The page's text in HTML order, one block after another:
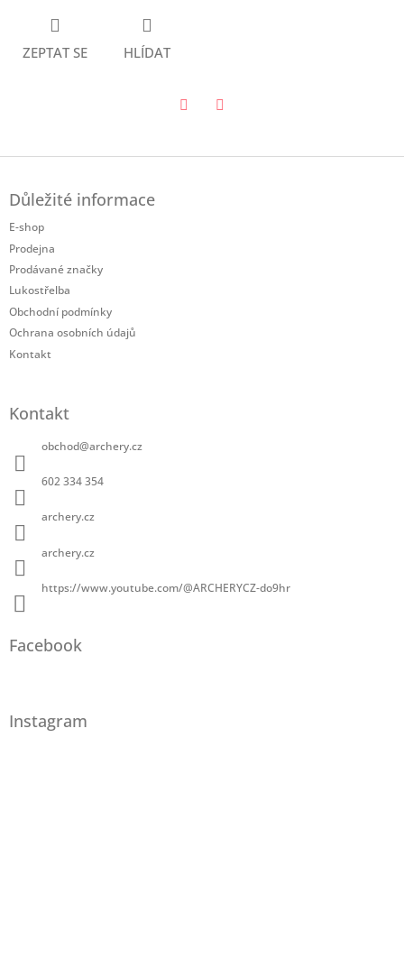
ZEPTAT SE HLÍDAT
Důležité informace
E-shop
Prodejna
Prodávané značky
Lukostřelba
Obchodní podmínky
Ochrana osobních údajů
Kontakt
Kontakt
obchod@archery.cz
602 334 354
archery.cz
archery.cz
https://www.youtube.com/@ARCHERYCZ-do9hr
Facebook
Instagram